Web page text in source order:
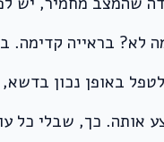
לא? בראייה
באופן נכון
אותה. כך, שבלי כל